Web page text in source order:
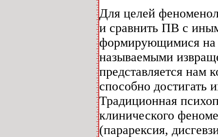
Для целей
и сравнить ПВ с
формирующимися на
называемыми
представляется нам
способно достигать
Традиционная
клинического
(парарексия,